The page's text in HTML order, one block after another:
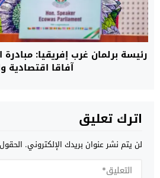
رئيسة برلمان غرب إفريقيا:
آفاقا اقتصادية
اترك تعليق
لن يتم نشر عنوان بريدك الإلكتروني.